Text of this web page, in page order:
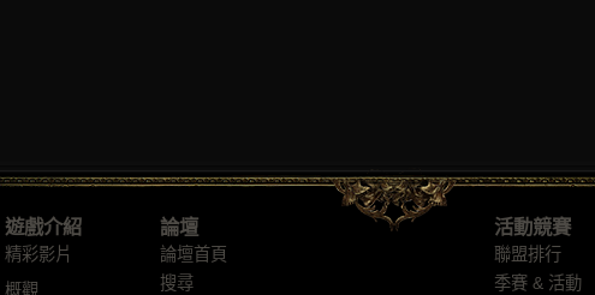
遊戲介紹
精彩影片
概觀
論壇
論壇首頁
搜尋
活動競賽
聯盟排行
季賽 & 活動